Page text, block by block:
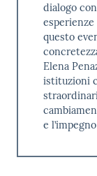
dialogo
questo
Elena
istituzioni
e